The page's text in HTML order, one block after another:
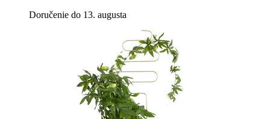
Doručenie do 13. augusta